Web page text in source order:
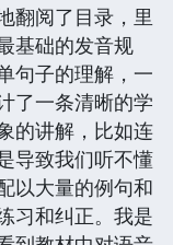
翻阅了目录，里
基础的发音规
句子的理解，一
了一条清晰的学
的讲解，比如连
导致我们听不懂
以大量的例句和
习和纠正。我是